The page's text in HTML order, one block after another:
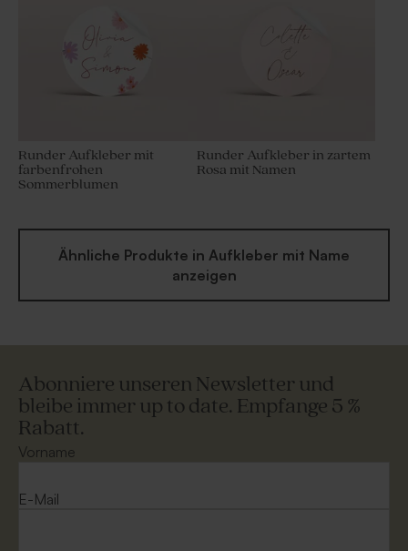
Runder Aufkleber mit
farbenfrohen
Sommerblumen
Runder Aufkleber in zartem
Rosa mit Namen
Ähnliche Produkte in Aufkleber mit Name
anzeigen
Abonniere unseren Newsletter und
bleibe immer up to date. Empfange 5 %
Rabatt.
Vorname
E-Mail